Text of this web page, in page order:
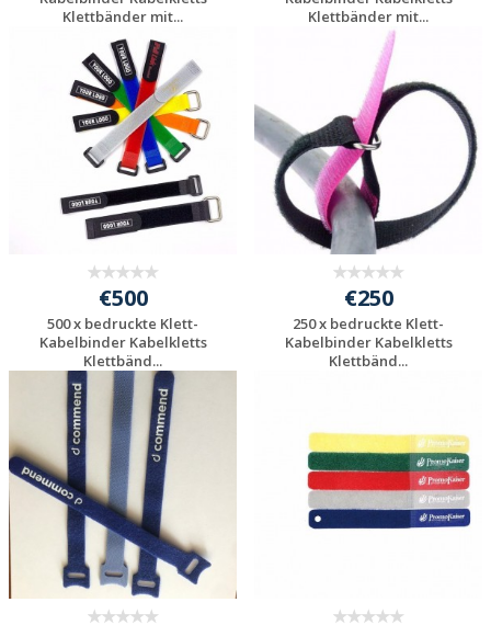
Klettbänder mit...
Individuelle
Werbeartikel
anfragen
Klettbänder mit...
Individuelle
Werbeartikel
anfragen
€500
500 x bedruckte Klett-
Kabelbinder Kabelkletts
Klettbänd...
Individuelle
Werbeartikel
anfragen
€250
250 x bedruckte Klett-
Kabelbinder Kabelkletts
Klettbänd...
anfragen